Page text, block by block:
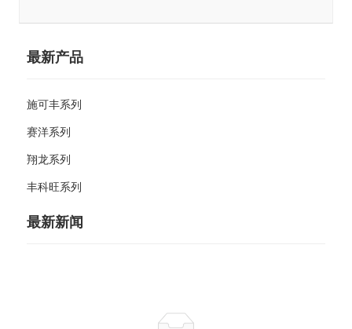
最新产品
施可丰系列
赛洋系列
翔龙系列
丰科旺系列
最新新闻